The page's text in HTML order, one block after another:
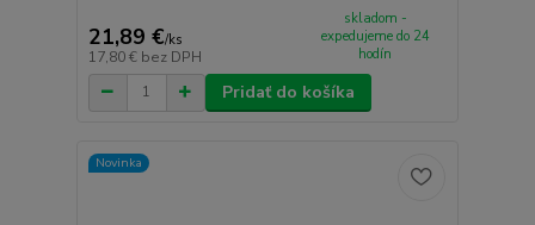
21,89 €/ks
17,80 € bez DPH
skladom -
expedujeme do 24
hodín
Pridať do košíka
Novinka